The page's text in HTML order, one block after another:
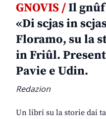
GNOVIS /Il
«Di scjas in
Floramo, su la
in Friûl.
Pavie e Udin.
Redazion
Un libri su la storie dai